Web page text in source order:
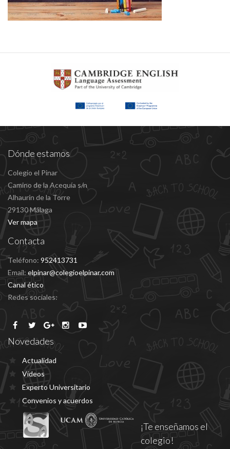
Dónde estamos
Colegio el Pinar
Camino de la Acequía s/n
Alhaurín de la Torre
29130 Málaga
Ver mapa
Contacta
Teléfono: 952413731
Email: elpinar@colegioelpinar.com
Canal ético
Redes sociales:
Novedades
Actualidad
Vídeos
Experto Universitario
Convenios y acuerdos
¡Te enseñamos el
colegio!